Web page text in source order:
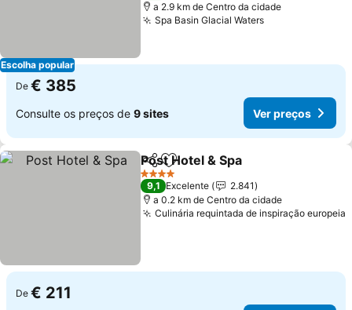
Escolha popular
a 2.9 km de Centro da cidade
Spa Basin Glacial WatersVer preços
De € 385
Consulte os preços de 9 sites Ver preços
PartilharAdicionar aos favoritos
Post Hotel & Spa
4 Estrelas
9,1 Excelente
2.841
a 0.2 km de Centro da cidade
Culinária requintada de inspiração europeia
De € 211